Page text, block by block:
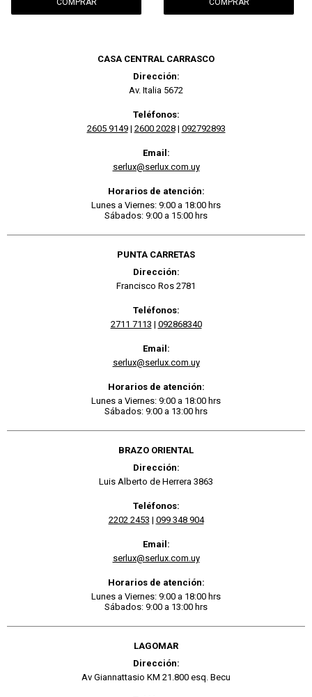
CASA CENTRAL CARRASCO
Dirección:
Av. Italia 5672
Teléfonos:
2605 9149| 2600 2028| 092792893
Email:
serlux@serlux.com.uy
Horarios de atención:
Lunes a Viernes: 9:00 a 18:00 hrs
Sábados: 9:00 a 15:00 hrs
PUNTA CARRETAS
Dirección:
Francisco Ros 2781
Teléfonos:
2711 7113 | 092868340
Email:
serlux@serlux.com.uy
Horarios de atención:
Lunes a Viernes: 9:00 a 18:00 hrs
Sábados: 9:00 a 13:00 hrs
BRAZO ORIENTAL
Dirección:
Luis Alberto de Herrera 3863
Teléfonos:
2202 2453 | 099 348 904
Email:
serlux@serlux.com.uy
Horarios de atención:
Lunes a Viernes: 9:00 a 18:00 hrs
Sábados: 9:00 a 13:00 hrs
LAGOMAR
Dirección:
Av Giannattasio KM 21.800 esq. Becu